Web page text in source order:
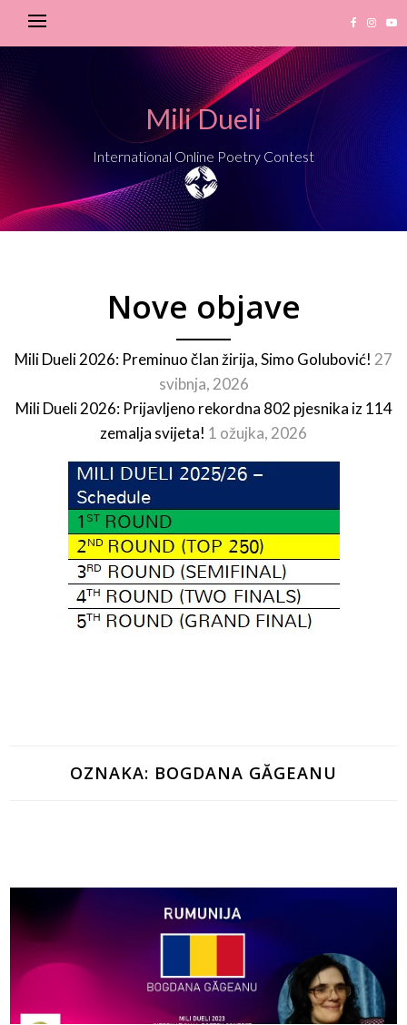
Mili Dueli
International Online Poetry Contest
Nove objave
Mili Dueli 2026: Preminuo član žirija, Simo Golubović! 27
svibnja, 2026
Mili Dueli 2026: Prijavljeno rekordna 802 pjesnika iz 114
zemalja svijeta! 1 ožujka, 2026
OZNAKA: BOGDANA GĂGEANU